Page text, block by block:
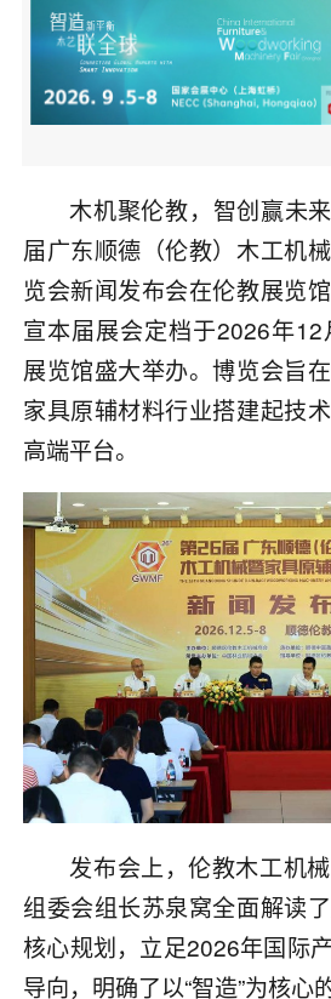
木机聚伦教，智创赢未
届广东顺德（伦教）木工机
览会新闻发布会在伦教展览
宣本届展会定档于2026年
展览馆盛大举办。博览会旨
家具原辅材料行业搭建起技
高端平台。
发布会上，伦教木工机
组委会组长苏泉窝全面解读
核心规划，立足2026年国际
导向，明确了以“智造”为核心